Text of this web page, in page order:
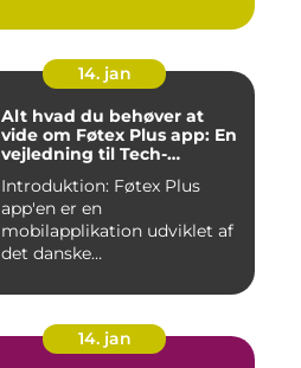
14. jan
Alt hvad du behøver at
vide om Føtex Plus app: En
vejledning til Tech-
Introduktion: Føtex Plus
app'en er en
mobilapplikation udviklet af
det danske
14. jan